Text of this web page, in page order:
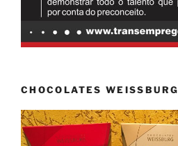
CHOCOLATES WEISSBURG